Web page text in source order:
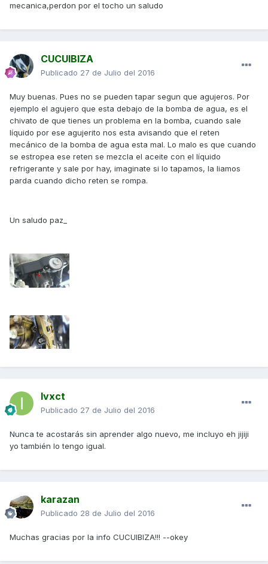
mecanica,perdon por el tocho un saludo
CUCUIBIZA
Publicado 27 de Julio del 2016
Muy buenas. Pues no se pueden tapar segun que agujeros. Por
ejemplo el agujero que esta debajo de la bomba de agua, es el
chivato de que tienes un problema en la bomba, cuando sale
líquido por ese agujerito nos esta avisando que el reten
mecánico de la bomba de agua esta mal. Lo malo es que cuando
se estropea ese reten se mezcla el aceite con el líquido
refrigerante y sale por hay, imaginate si lo tapamos, la liamos
parda cuando dicho reten se rompa.
Un saludo paz_
Ivxct
Publicado 27 de Julio del 2016
Nunca te acostarás sin aprender algo nuevo, me incluyo eh jijiji
yo también lo tengo igual.
karazan
Publicado 28 de Julio del 2016
Muchas gracias por la info CUCUIBIZA!!! --okey